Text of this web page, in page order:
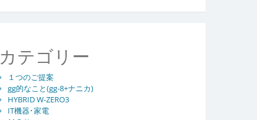
カテゴリー
１つのご提案
gg的なこと(gg-8+ナニカ)
HYBRID W-ZERO3
IT機器･家電